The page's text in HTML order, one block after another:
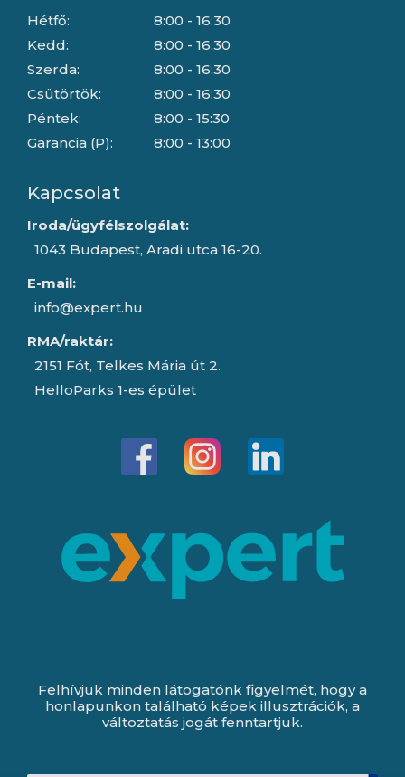
Hétfő:
Kedd:
Szerda:
Csütörtök:
Péntek:
Garancia (P):
8:00 - 16:30
8:00 - 16:30
8:00 - 16:30
8:00 - 16:30
8:00 - 15:30
8:00 - 13:00
Kapcsolat
Iroda/ügyfélszolgálat:
1043 Budapest, Aradi utca 16-20.
E-mail:
info@expert.hu
RMA/raktár:
2151 Fót, Telkes Mária út 2.
HelloParks 1-es épület
Felhívjuk minden látogatónk figyelmét, hogy a
honlapunkon található képek illusztrációk, a
változtatás jogát fenntartjuk.